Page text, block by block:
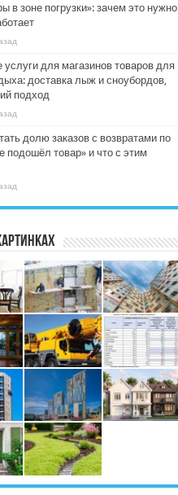
в зоне погрузки»: зачем это нужно
услуги для магазинов товаров для
доставка лыж и сноубордов,
подход
долю заказов с возвратами по
подошёл товар» и что с этим